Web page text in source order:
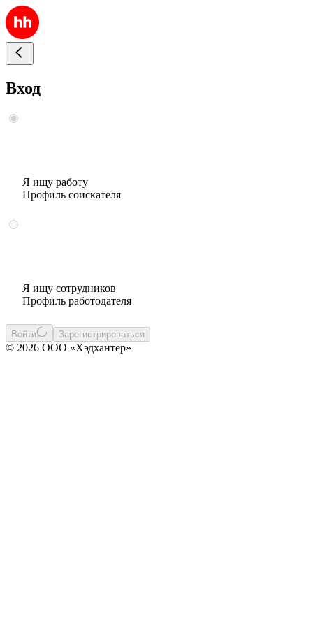
Вход
Я ищу работу
Профиль соискателя
Я ищу сотрудников
Профиль работодателя
Войти Зарегистрироваться
© 2026 ООО «Хэдхантер»